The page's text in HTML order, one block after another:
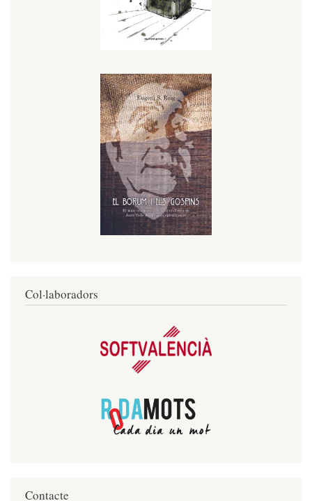
Col·laboradors
Contacte